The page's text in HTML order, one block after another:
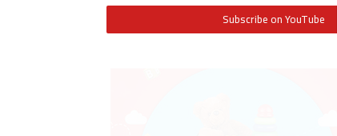
Subscribe on YouTube